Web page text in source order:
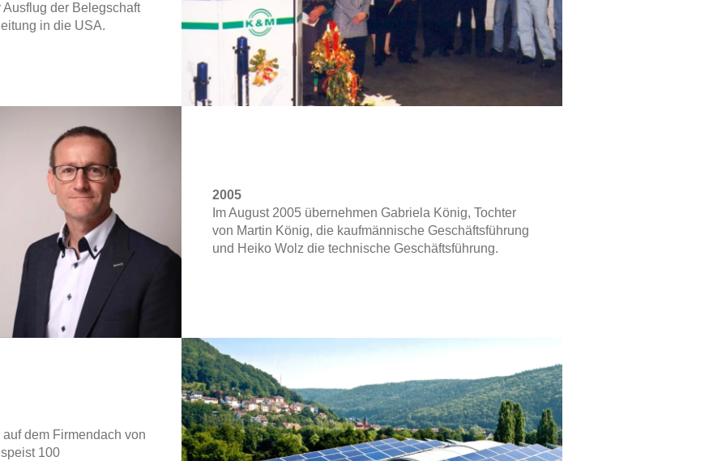
der Belegschaft
in die USA.
2005
Im August 2005 übernehmen Gabriela König, Tochter
von Martin König, die kaufmännische Geschäftsführung
und Heiko Wolz die technische Geschäftsführung.
dem Firmendach von
100